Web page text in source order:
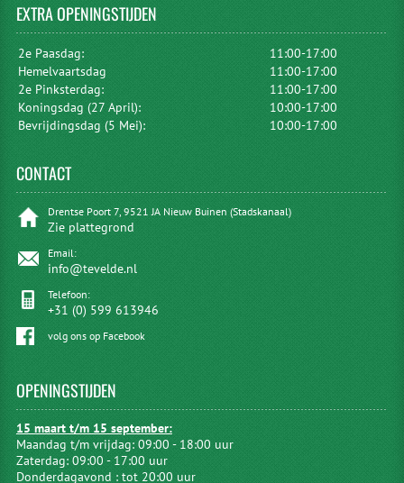
EXTRAOPENINGSTIJDEN
2e Paasdag:
11:00-17:00
Hemelvaartsdag
11:00-17:00
2e Pinksterdag:
11:00-17:00
Koningsdag (27 April):
10:00-17:00
Bevrijdingsdag (5 Mei):
10:00-17:00
CONTACT
Drentse Poort 7, 9521 JA Nieuw Buinen (Stadskanaal)
Zie plattegrond
Email:
info@tevelde.nl
Telefoon:
+31 (0) 599 613946
volg ons op Facebook
OPENINGSTIJDEN
15 maart t/m 15 september:
Maandag t/m vrijdag: 09:00 - 18:00 uur
Zaterdag: 09:00 - 17:00 uur
Donderdagavond : tot 20:00 uur